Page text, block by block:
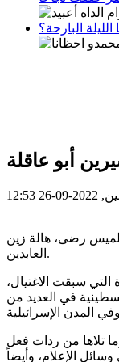
البارحة؟
أبو عاقلة
09-26 12:53
لميس رضى، هالة زين
العابدين.
التي سبقت الاغتيال،
في العديد من
تلاها من ردات فعل
الإعلام، وأيضاً